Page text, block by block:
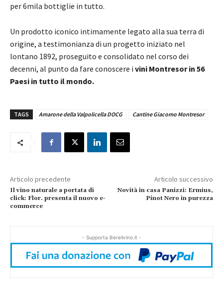
per 6mila bottiglie in tutto.
Un prodotto iconico intimamente legato alla sua terra di
origine, a testimonianza di un progetto iniziato nel
lontano 1892, proseguito e consolidato nel corso dei
decenni, al punto da fare conoscere i vini Montresor in 56
Paesi in tutto il mondo.
TAGS Amarone della Valpolicella DOCG Cantine Giacomo Montresor
Articolo precedente
Il vino naturale a portata di
click: Flor. presenta il nuovo e-
commerce
Articolo successivo
Novità in casa Panizzi: Ermius,
Pinot Nero in purezza
- Supporta Bereilvino.it -